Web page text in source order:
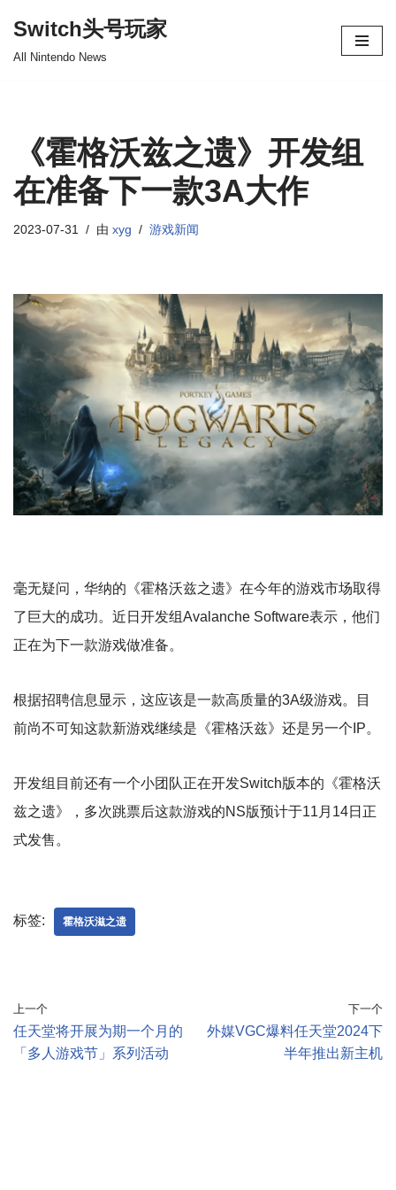
Switch头号玩家
All Nintendo News
《霍格沃兹之遗》开发组
在准备下一款3A大作
2023-07-31 由 xyg 游戏新闻
毫无疑问，华纳的《霍格沃兹之遗》在今年的游戏市场取得
了巨大的成功。近日开发组Avalanche Software表示，他们
正在为下一款游戏做准备。
根据招聘信息显示，这应该是一款高质量的3A级游戏。目
前尚不可知这款新游戏继续是《霍格沃兹》还是另一个IP。
开发组目前还有一个小团队正在开发Switch版本的《霍格沃
兹之遗》，多次跳票后这款游戏的NS版预计于11月14日正
式发售。
标签: 霍格沃滋之遗
上一个
任天堂将开展为期一个月的
「多人游戏节」系列活动
下一个
外媒VGC爆料任天堂2024下
半年推出新主机